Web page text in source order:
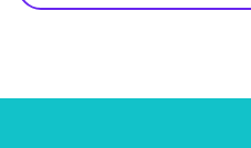
J’accepte de